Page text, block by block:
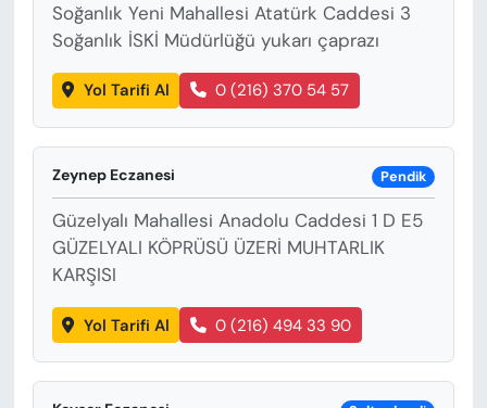
Soğanlık Yeni Mahallesi Atatürk Caddesi 3
Soğanlık İSKİ Müdürlüğü yukarı çaprazı
Yol Tarifi Al 0 (216) 370 54 57
Zeynep Eczanesi Pendik
Güzelyalı Mahallesi Anadolu Caddesi 1 D E5
GÜZELYALI KÖPRÜSÜ ÜZERİ MUHTARLIK
KARŞISI
Yol Tarifi Al 0 (216) 494 33 90